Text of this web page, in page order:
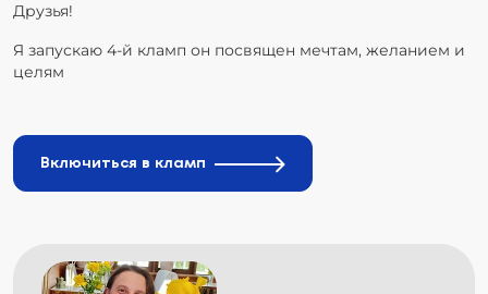
Друзья!
Я запускаю 4-й кламп он посвящен мечтам, желанием и
целям
Включиться в кламп